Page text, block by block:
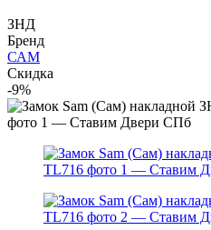
ЗНД
Бренд
САМ
Скидка
-9%